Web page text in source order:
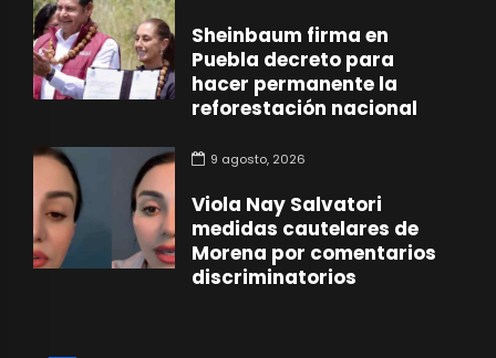
Sheinbaum firma en
Puebla decreto para
hacer permanente la
reforestación nacional
9 agosto, 2026
Viola Nay Salvatori
medidas cautelares de
Morena por comentarios
discriminatorios